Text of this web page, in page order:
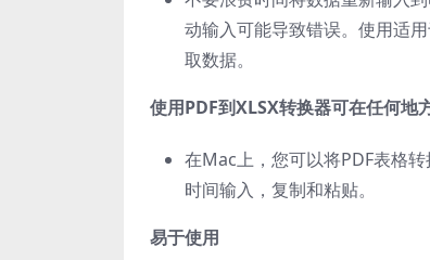
动输入可能导致错误。使用适
取数据。
使用PDF到XLSX转换器可在任何地
在Mac上，您可以将PDF表格
时间输入，复制和粘贴。
易于使用